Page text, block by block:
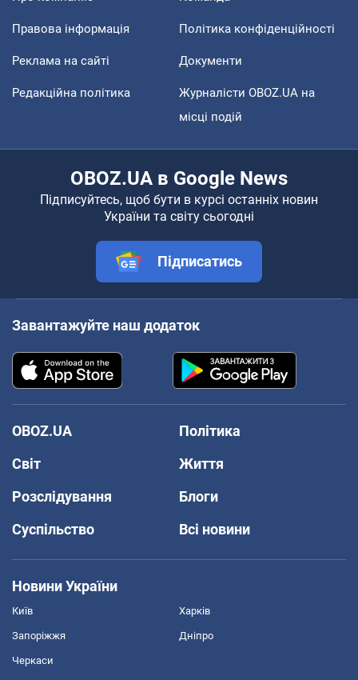
Правова інформація Політика конфіденційності
Реклама на сайті Документи
Редакційна політика
Журналісти OBOZ.UA на
місці подій
OBOZ.UA в Google News
Підписуйтесь, щоб бути в курсі останніх новин
України та світу сьогодні
Підписатись
Завантажуйте наш додаток
OBOZ.UA
Політика
Світ
Життя
Розслідування
Блоги
Суспільство
Всі новини
Новини України
Київ Харків
Запоріжжя Дніпро
Черкаси